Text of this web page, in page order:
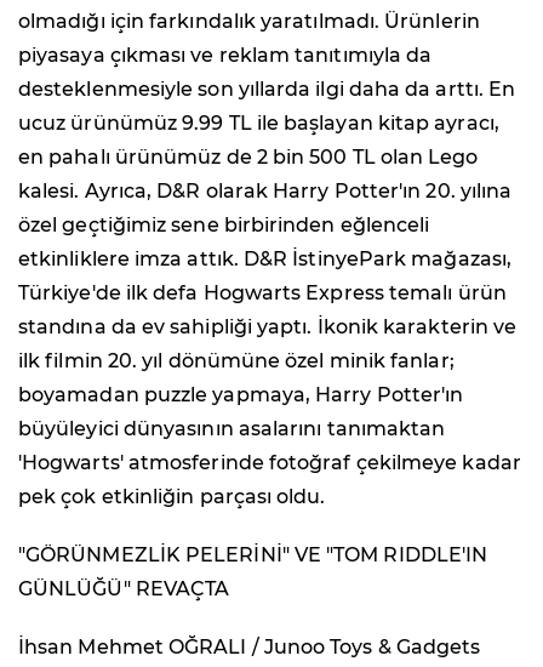
olmadığı için farkındalık yaratılmadı. Ürünlerin
piyasaya çıkması ve reklam tanıtımıyla da
desteklenmesiyle son yıllarda ilgi daha da arttı. En
ucuz ürünümüz 9.99 TL ile başlayan kitap ayracı,
en pahalı ürünümüz de 2 bin 500 TL olan Lego
kalesi. Ayrıca, D&R olarak Harry Potter'ın 20. yılına
özel geçtiğimiz sene birbirinden eğlenceli
etkinliklere imza attık. D&R İstinyePark mağazası,
Türkiye'de ilk defa Hogwarts Express temalı ürün
standına da ev sahipliği yaptı. İkonik karakterin ve
ilk filmin 20. yıl dönümüne özel minik fanlar;
boyamadan puzzle yapmaya, Harry Potter'ın
büyüleyici dünyasının asalarını tanımaktan
'Hogwarts' atmosferinde fotoğraf çekilmeye kadar
pek çok etkinliğin parçası oldu.
"GÖRÜNMEZLİK PELERİNİ" VE "TOM RIDDLE'IN
GÜNLÜĞÜ" REVAÇTA
İhsan Mehmet OĞRALI / Junoo Toys & Gadgets